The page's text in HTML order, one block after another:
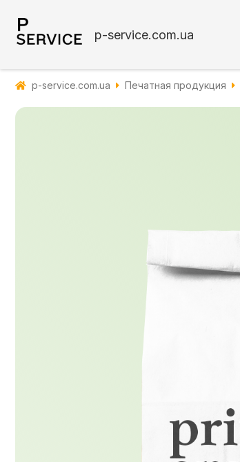
p-service.com.ua
p-service.com.ua Печатная продукция